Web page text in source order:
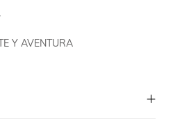
Y AVENTURA